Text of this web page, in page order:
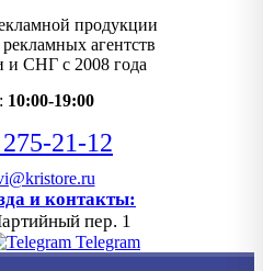
продукции
агентств
и СНГ с 2008 года
10:00-19:00
21-12
и контакты:
пер. 1
Telegram